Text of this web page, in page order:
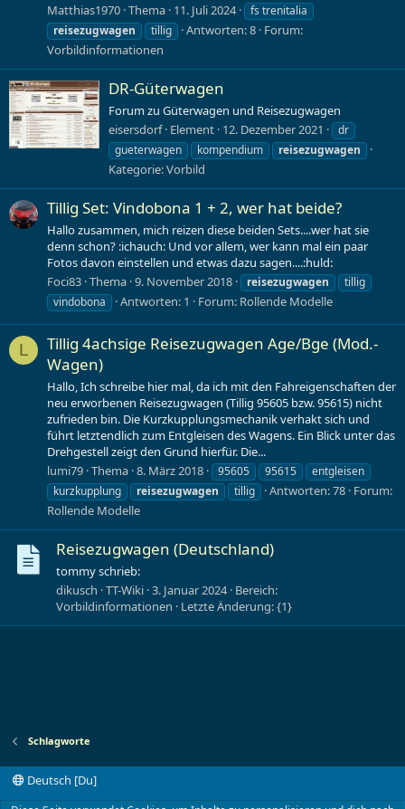
Matthias1970 Thema 11. Juli 2024
fs trenitalia
reisezugwagen
tillig Antworten: 8 Forum:
Vorbildinformationen
DR-Güterwagen
Forum zu Güterwagen und Reisezugwagen
eisersdorf Element 12. Dezember 2021
dr
gueterwagen
kompendium reisezugwagen
Kategorie:Vorbild
Tillig Set: Vindobona 1 + 2, wer hat beide?
Hallo zusammen, mich reizen diese beiden Sets....wer hat sie
denn schon? :ichauch: Und vor allem, wer kann mal ein paar
Fotos davon einstellen und etwas dazu sagen....:huld:
Foci83 Thema 9. November 2018 reisezugwagen
tillig
vindobona
Antworten: 1 Forum: Rollende Modelle
L
Tillig 4achsige Reisezugwagen Age/Bge (Mod.-
Wagen)
Hallo, Ich schreibe hier mal, da ich mit den Fahreigenschaften der
neu erworbenen Reisezugwagen (Tillig 95605 bzw. 95615) nicht
zufrieden bin. Die Kurzkupplungsmechanik verhakt sich und
führt letztendlich zum Entgleisen des Wagens. Ein Blick unter das
Drehgestell zeigt den Grund hierfür. Die...
lumi79 Thema 8. März 2018 95605 95615
entgleisen
kurzkupplung
reisezugwagen tillig Antworten: 78 Forum:
Rollende Modelle
Reisezugwagen (Deutschland)
tommy schrieb:
dikusch TT-Wiki 3. Januar 2024 Bereich:
Vorbildinformationen
Letzte Änderung: {1}
Schlagworte
Deutsch [Du]
Kontakt
Nutzungsbedingungen Datenschutz